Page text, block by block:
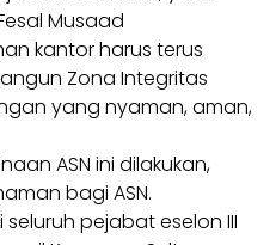
Musaad
kantor harus terus
Zona Integritas
yang nyaman, aman,
ASN ini dilakukan,
bagi ASN.
seluruh pejabat eselon III